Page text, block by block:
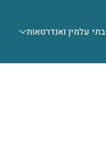
בתי עלמין ואנדרטאות